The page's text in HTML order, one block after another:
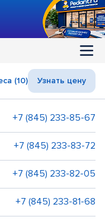
(10) Узнать цену
+7 (845) 233-85-67
+7 (845) 233-83-72
+7 (845) 233-82-05
+7 (845) 233-81-68